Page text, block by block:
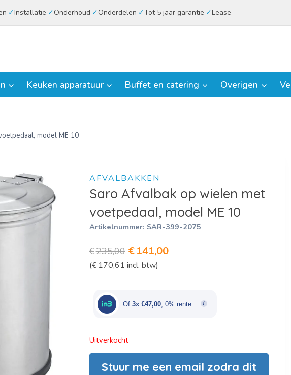
Installatie Onderhoud Onderdelen Tot 5 jaar garantie Lease
Keuken apparatuur Buffet en catering Overigen
model ME 10
AFVALBAKKEN
Saro Afvalbak op wielen met
voetpedaal, model ME 10
Artikelnummer: SAR-399-2075
€235,00 Oorspronkelijke
prijs
€235,00.
€ 141,00Huidige
€141,00.
(€ 170,61 incl. btw)
Of 3x €47,00, 0% rente
Uitverkocht
Stuur me een email zodra dit